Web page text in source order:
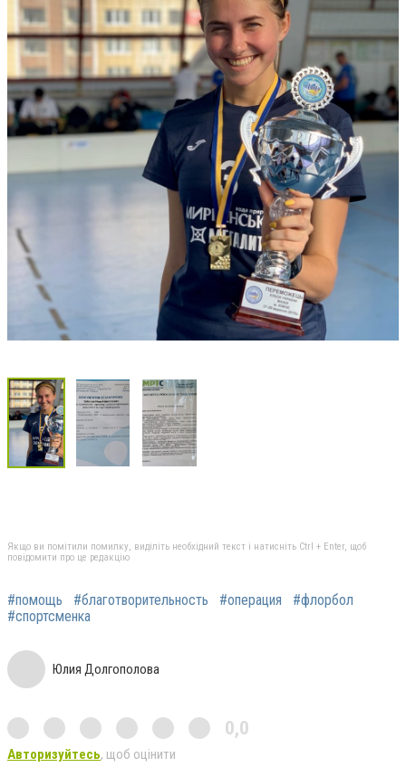
Якщо ви помітили помилку, виділіть необхідний текст і натисніть Ctrl + Enter, щоб
повідомити про це редакцію
#помощь #благотворительность #операция
#флорбол
#спортсменка
Юлия Долгополова
0,0
Авторизуйтесь, щоб оцінити